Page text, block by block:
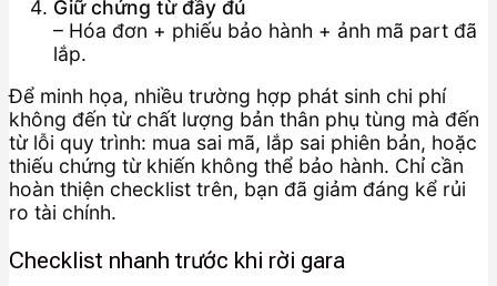
Giữ chứng từ đầy đủ
– Hóa đơn + phiếu bảo hành + ảnh mã part đã
lắp.
Để minh họa, nhiều trường hợp phát sinh chi phí
không đến từ chất lượng bản thân phụ tùng mà đến
từ lỗi quy trình: mua sai mã, lắp sai phiên bản, hoặc
thiếu chứng từ khiến không thể bảo hành. Chỉ cần
hoàn thiện checklist trên, bạn đã giảm đáng kể rủi
ro tài chính.
Checklist nhanh trước khi rời gara